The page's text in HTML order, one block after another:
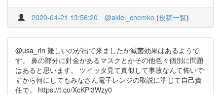
2020-04-21 13:56:20 @akiel_chemko (投稿一覧)
@usa_rin 難しいのが出て来ましたが滅菌効果はあるようで
す。 鼻の部分に針金があるマスクとかその他色々個別に問題
はあると思います。 ツイッタ見て真似して事故なんて怖いで
すから何にしてもみなさん電子レンジの取説に準じて自己責
任で。 https://t.co/XcKPi3Wzy0